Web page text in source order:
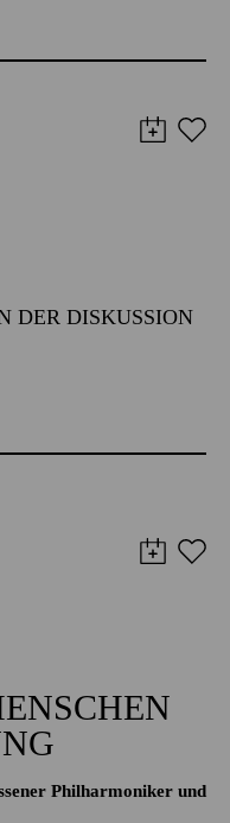
DER DISKUSSION
Philharmoniker und